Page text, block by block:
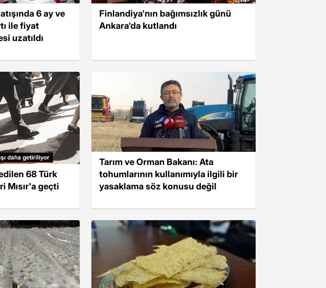
6 ay ve
ile fiyat
uzatıldı
Finlandiya'nın bağımsızlık günü
Ankara'da kutlandı
68 Türk
Mısır'a geçti
Tarım ve Orman Bakanı: Ata
tohumlarının kullanımıyla ilgili bir
yasaklama söz konusu değil